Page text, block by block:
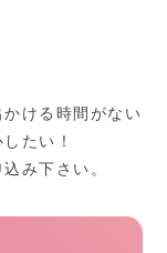
ける時間がない
たい！
み下さい。